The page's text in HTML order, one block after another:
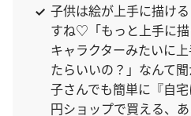
子供は絵が上手に描け
すね♡「もっと上手に
キャラクターみたいに
たらいいの？」なんて
子さんでも簡単に『自
円ショップで買える、